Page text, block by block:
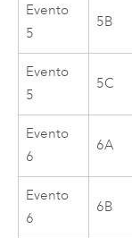
Evento
5
5B
Evento
5
5C
Evento
6
6A
Evento
6
6B